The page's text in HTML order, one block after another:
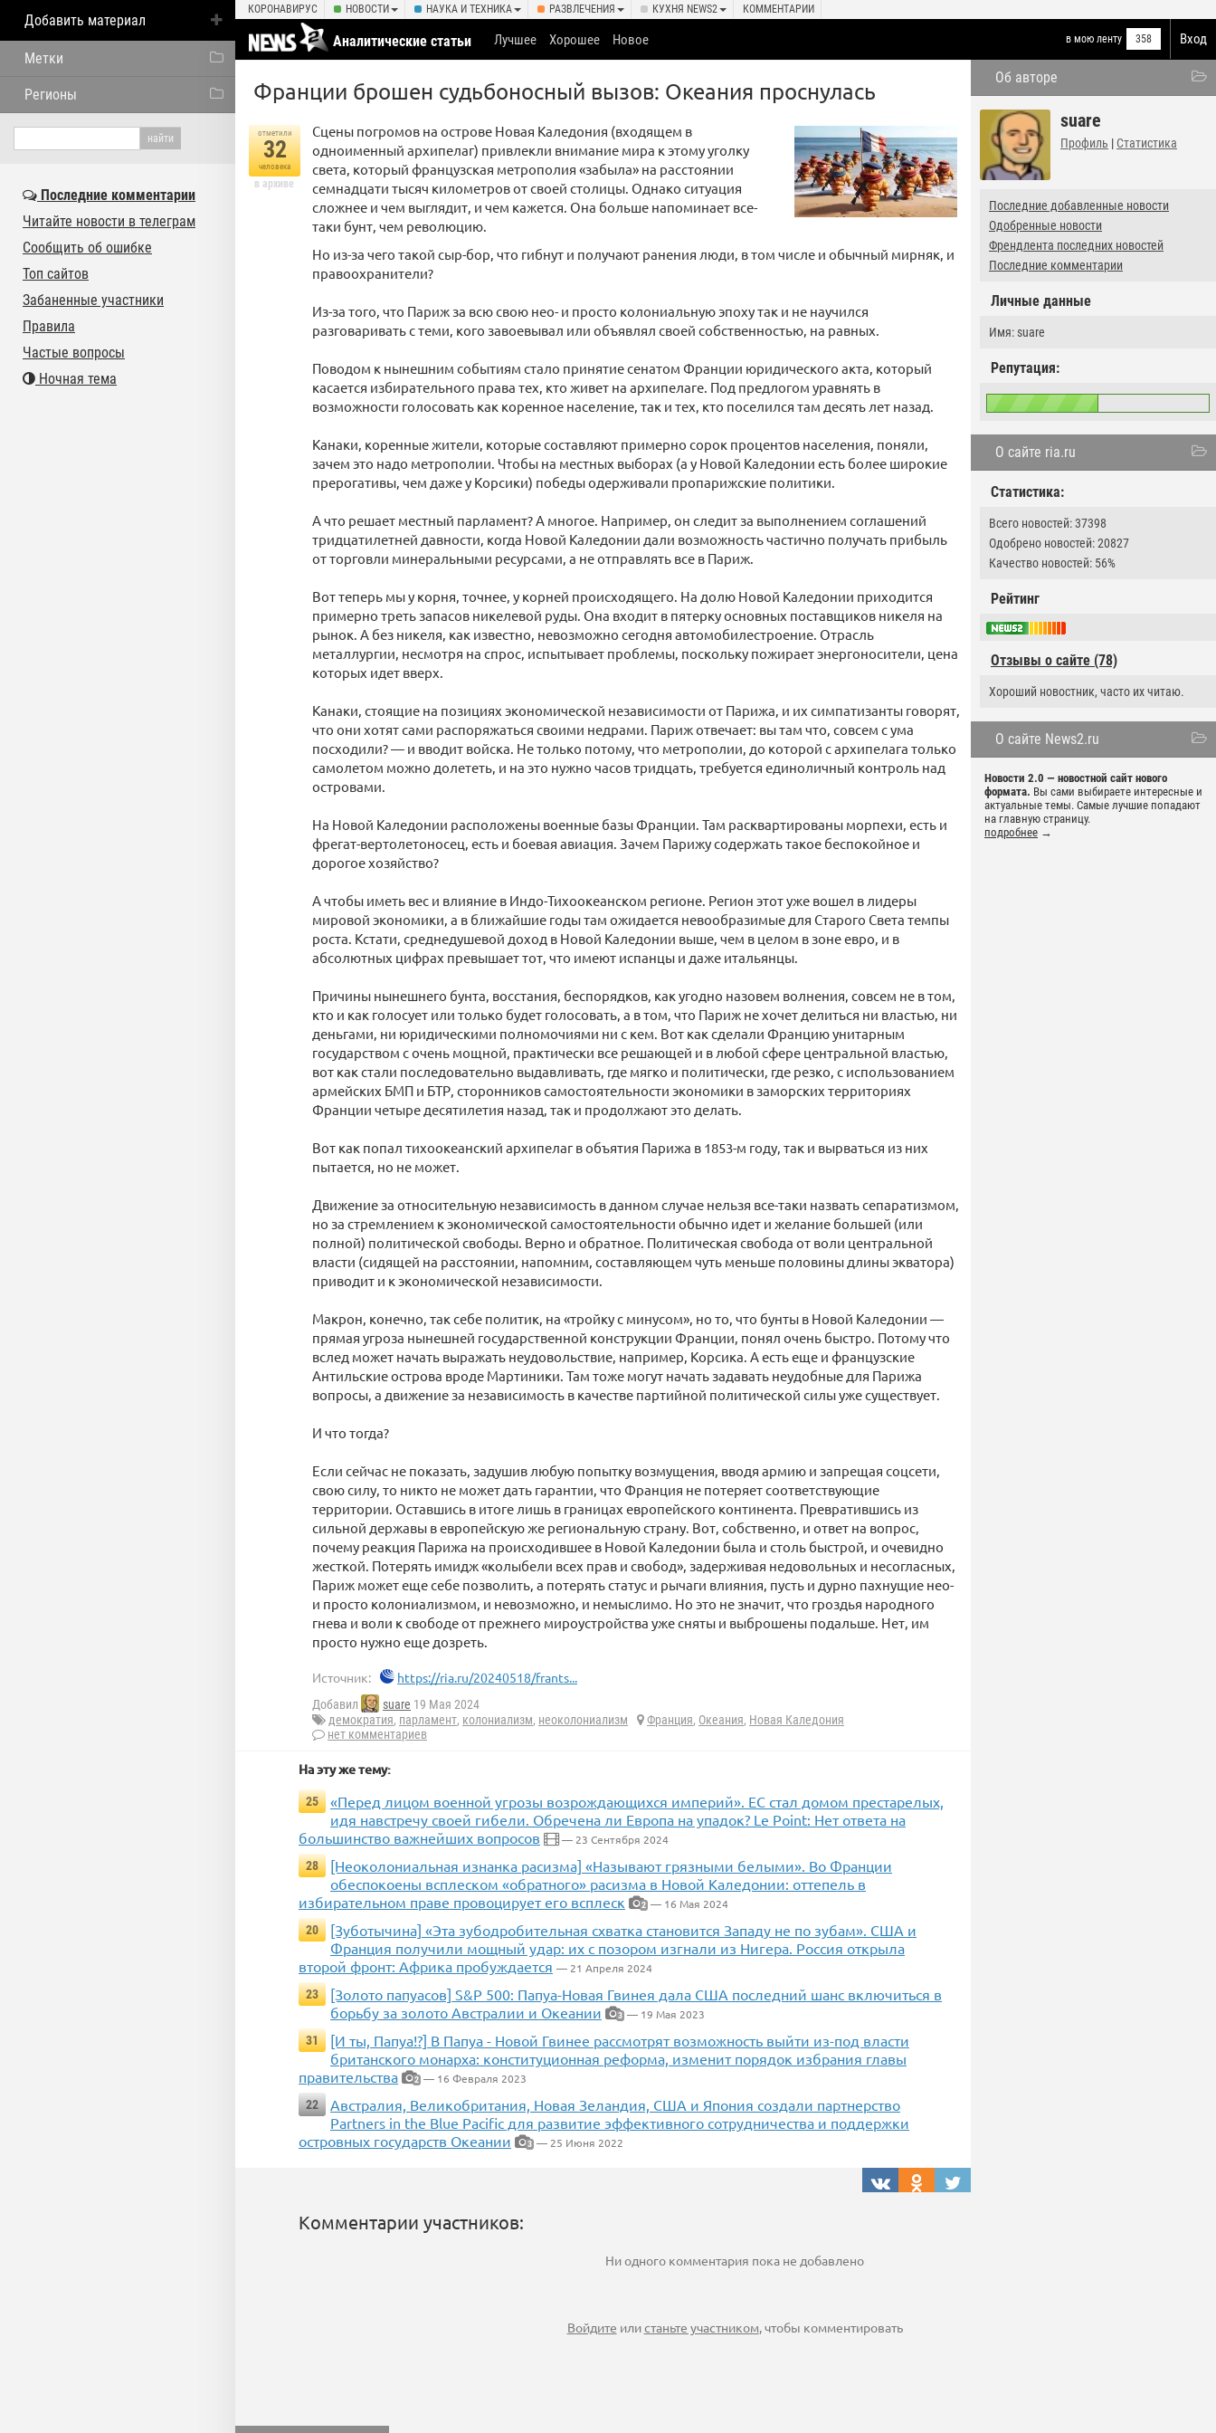
КОРОНАВИРУС НОВОСТИ НАУКА И ТЕХНИКА РАЗВЛЕЧЕНИЯ КУХНЯ NEWS2 КОММЕНТАРИИ
Вход
Аналитические статьи в мою ленту 358
Лучшее Хорошее Новое
Об авторе
suare
Профиль | Статистика
Последние добавленные новости
Одобренные новости
Френдлента последних новостей
Последние комментарии
Личные данные
Имя: suare
Репутация:
О сайте ria.ru
Статистика:
Всего новостей: 37398
Одобрено новостей: 20827
Качество новостей: 56%
Рейтинг
Отзывы о сайте (78)
Хороший новостник, часто их читаю.
О сайте News2.ru
Новости 2.0 — новостной сайт нового
формата. Вы сами выбираете интересные и
актуальные темы. Самые лучшие попадают
на главную страницу.
подробнее →
Франции брошен судьбоносный вызов: Океания проснулась
отметили
32
человека
в архиве
Сцены погромов на острове Новая Каледония (входящем в
одноименный архипелаг) привлекли внимание мира к этому уголку
света, который французская метрополия «забыла» на расстоянии
семнадцати тысяч километров от своей столицы. Однако ситуация
сложнее и чем выглядит, и чем кажется. Она больше напоминает все-
таки бунт, чем революцию.
Но из-за чего такой сыр-бор, что гибнут и получают ранения люди, в том числе и обычный мирняк, и
правоохранители?
Из-за того, что Париж за всю свою нео- и просто колониальную эпоху так и не научился
разговаривать с теми, кого завоевывал или объявлял своей собственностью, на равных.
Поводом к нынешним событиям стало принятие сенатом Франции юридического акта, который
касается избирательного права тех, кто живет на архипелаге. Под предлогом уравнять в
возможности голосовать как коренное население, так и тех, кто поселился там десять лет назад.
Канаки, коренные жители, которые составляют примерно сорок процентов населения, поняли,
зачем это надо метрополии. Чтобы на местных выборах (а у Новой Каледонии есть более широкие
прерогативы, чем даже у Корсики) победы одерживали пропарижские политики.
А что решает местный парламент? А многое. Например, он следит за выполнением соглашений
тридцатилетней давности, когда Новой Каледонии дали возможность частично получать прибыль
от торговли минеральными ресурсами, а не отправлять все в Париж.
Вот теперь мы у корня, точнее, у корней происходящего. На долю Новой Каледонии приходится
примерно треть запасов никелевой руды. Она входит в пятерку основных поставщиков никеля на
рынок. А без никеля, как известно, невозможно сегодня автомобилестроение. Отрасль
металлургии, несмотря на спрос, испытывает проблемы, поскольку пожирает энергоносители, цена
которых идет вверх.
Канаки, стоящие на позициях экономической независимости от Парижа, и их симпатизанты говорят,
что они хотят сами распоряжаться своими недрами. Париж отвечает: вы там что, совсем с ума
посходили? — и вводит войска. Не только потому, что метрополии, до которой с архипелага только
самолетом можно долететь, и на это нужно часов тридцать, требуется единоличный контроль над
островами.
На Новой Каледонии расположены военные базы Франции. Там расквартированы морпехи, есть и
фрегат-вертолетоносец, есть и боевая авиация. Зачем Парижу содержать такое беспокойное и
дорогое хозяйство?
А чтобы иметь вес и влияние в Индо-Тихоокеанском регионе. Регион этот уже вошел в лидеры
мировой экономики, а в ближайшие годы там ожидается невообразимые для Старого Света темпы
роста. Кстати, среднедушевой доход в Новой Каледонии выше, чем в целом в зоне евро, и в
абсолютных цифрах превышает тот, что имеют испанцы и даже итальянцы.
Причины нынешнего бунта, восстания, беспорядков, как угодно назовем волнения, совсем не в том,
кто и как голосует или только будет голосовать, а в том, что Париж не хочет делиться ни властью, ни
деньгами, ни юридическими полномочиями ни с кем. Вот как сделали Францию унитарным
государством с очень мощной, практически все решающей и в любой сфере центральной властью,
вот как стали последовательно выдавливать, где мягко и политически, где резко, с использованием
армейских БМП и БТР, сторонников самостоятельности экономики в заморских территориях
Франции четыре десятилетия назад, так и продолжают это делать.
Вот как попал тихоокеанский архипелаг в объятия Парижа в 1853-м году, так и вырваться из них
пытается, но не может.
Движение за относительную независимость в данном случае нельзя все-таки назвать сепаратизмом,
но за стремлением к экономической самостоятельности обычно идет и желание большей (или
полной) политической свободы. Верно и обратное. Политическая свобода от воли центральной
власти (сидящей на расстоянии, напомним, составляющем чуть меньше половины длины экватора)
приводит и к экономической независимости.
Макрон, конечно, так себе политик, на «тройку с минусом», но то, что бунты в Новой Каледонии —
прямая угроза нынешней государственной конструкции Франции, понял очень быстро. Потому что
вслед может начать выражать неудовольствие, например, Корсика. А есть еще и французские
Антильские острова вроде Мартиники. Там тоже могут начать задавать неудобные для Парижа
вопросы, а движение за независимость в качестве партийной политической силы уже существует.
И что тогда?
Если сейчас не показать, задушив любую попытку возмущения, вводя армию и запрещая соцсети,
свою силу, то никто не может дать гарантии, что Франция не потеряет соответствующие
территории. Оставшись в итоге лишь в границах европейского континента. Превратившись из
сильной державы в европейскую же региональную страну. Вот, собственно, и ответ на вопрос,
почему реакция Парижа на происходившее в Новой Каледонии была и столь быстрой, и очевидно
жесткой. Потерять имидж «колыбели всех прав и свобод», задерживая недовольных и несогласных,
Париж может еще себе позволить, а потерять статус и рычаги влияния, пусть и дурно пахнущие нео-
и просто колониализмом, и невозможно, и немыслимо. Но это не значит, что гроздья народного
гнева и воли к свободе от прежнего мироустройства уже сняты и выброшены подальше. Нет, им
просто нужно еще дозреть.
Источник: https://ria.ru/20240518/frants...
Добавил suare 19 Мая 2024
демократия, парламент, колониализм, неоколониализм Франция, Океания, Новая Каледония
нет комментариев
На эту же тему:
25
«Перед лицом военной угрозы возрождающихся империй». ЕС стал домом престарелых,
идя навстречу своей гибели. Обречена ли Европа на упадок? Le Point: Нет ответа на
большинство важнейших вопросов
— 23 Сентября 2024
28
[Неоколониальная изнанка расизма] «Называют грязными белыми». Во Франции
обеспокоены всплеском «обратного» расизма в Новой Каледонии: оттепель в
избирательном праве провоцирует его всплеск
2 — 16 Мая 2024
20
[Зуботычина] «Эта зубодробительная схватка становится Западу не по зубам». США и
Франция получили мощный удар: их с позором изгнали из Нигера. Россия открыла
второй фронт: Африка пробуждается — 21 Апреля 2024
23
[Золото папуасов] S&P 500: Папуа-Новая Гвинея дала США последний шанс включиться в
борьбу за золото Австралии и Океании
3 — 19 Мая 2023
31
[И ты, Папуа!?] В Папуа - Новой Гвинее рассмотрят возможность выйти из-под власти
британского монарха: конституционная реформа, изменит порядок избрания главы
правительства
2 — 16 Февраля 2023
22
Австралия, Великобритания, Новая Зеландия, США и Япония создали партнерство
Partners in the Blue Pacific для развитие эффективного сотрудничества и поддержки
островных государств Океании
3 — 25 Июня 2022
Комментарии участников:
Ни одного комментария пока не добавлено
Войдите илистаньте участником, чтобы комментировать
Добавить материал
Метки
Регионы
Последние комментарии
Читайте новости в телеграм
Сообщить об ошибке
Топ сайтов
Забаненные участники
Правила
Частые вопросы
Ночная тема